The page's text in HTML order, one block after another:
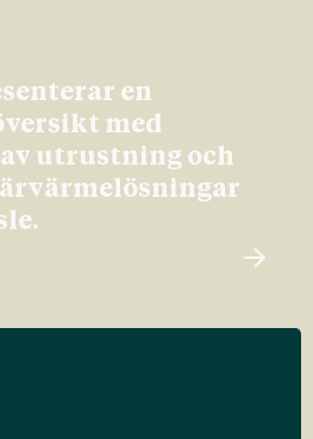
en
med
utrustning och